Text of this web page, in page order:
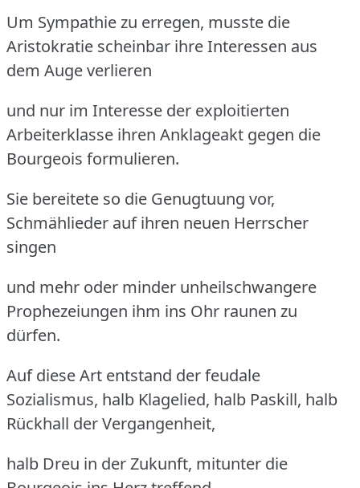
Um Sympathie zu erregen, musste die
Aristokratie scheinbar ihre Interessen aus
dem Auge verlieren
und nur im Interesse der exploitierten
Arbeiterklasse ihren Anklageakt gegen die
Bourgeois formulieren.
Sie bereitete so die Genugtuung vor,
Schmählieder auf ihren neuen Herrscher
singen
und mehr oder minder unheilschwangere
Prophezeiungen ihm ins Ohr raunen zu
dürfen.
Auf diese Art entstand der feudale
Sozialismus, halb Klagelied, halb Paskill, halb
Rückhall der Vergangenheit,
halb Dreu in der Zukunft, mitunter die